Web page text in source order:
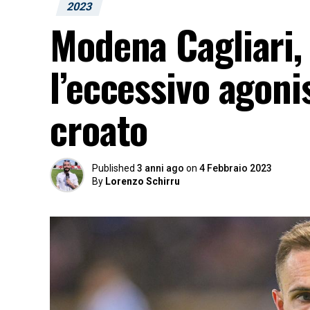
2023
Modena
l’eccessivo
croato
Published 3 anni ago on 4 Febbraio 2023
By Lorenzo Schirru